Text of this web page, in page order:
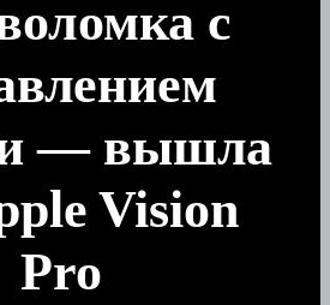
с
— вышла
Vision
Pro